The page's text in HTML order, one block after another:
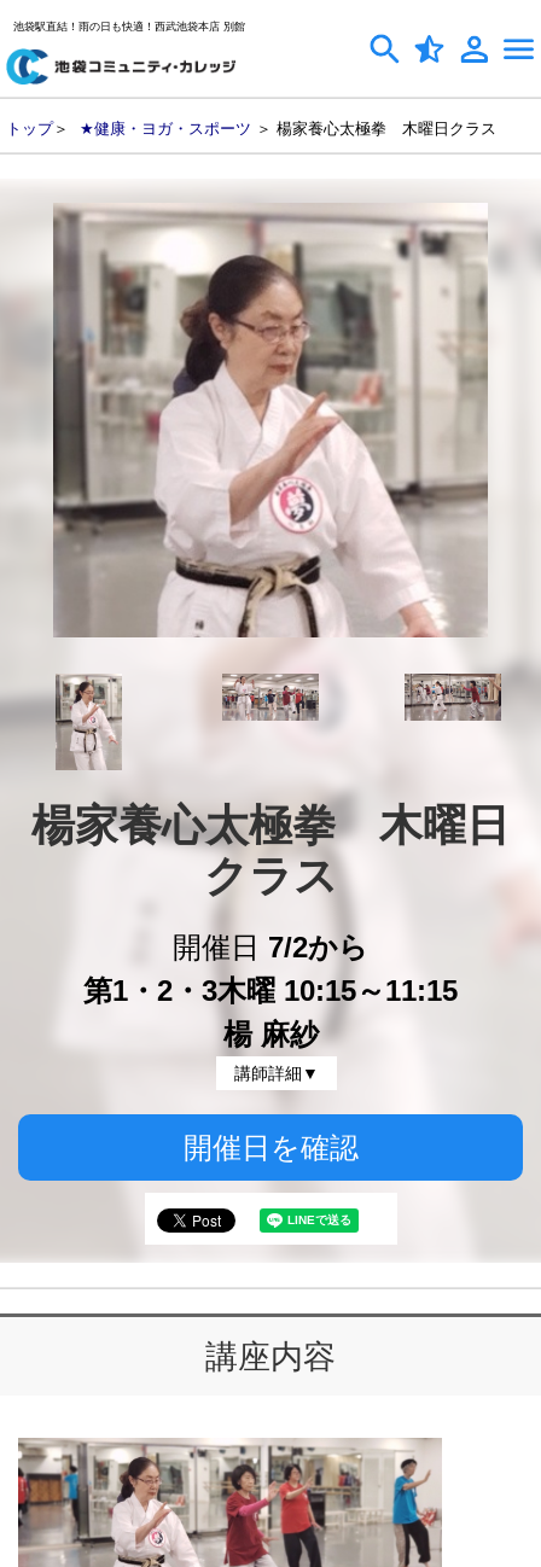
池袋駅直結！雨の日も快適！西武池袋本店 別館
トップ＞ ★健康・ヨガ・スポーツ ＞ 楊家養心太極拳 木曜日クラス
楊家養心太極拳　木曜日
クラス
開催日 7/2から
第1・2・3木曜 10:15～11:15
楊 麻紗
講師詳細▼
開催日を確認
講座内容